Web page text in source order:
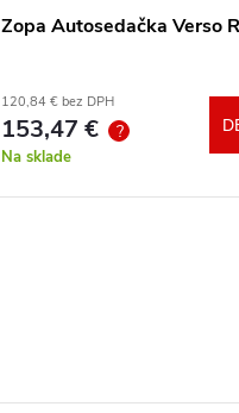
Zopa Autosedačka Verso
120,84 € bez DPH
153,47 € ?
Na sklade